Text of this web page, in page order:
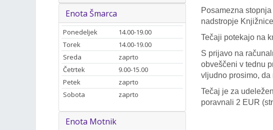
Posamezna
nadstropje
Tečaji potekajo na
S prijavo na
obveščeni v tednu
vljudno prosimo, da
Tečaj je za
poravnali 2 EUR
Enota Šmarca
Ponedeljek
14.00-19.00
Torek
14.00-19.00
Sreda
zaprto
Četrtek
9.00-15.00
Petek
zaprto
Sobota
zaprto
Enota Motnik